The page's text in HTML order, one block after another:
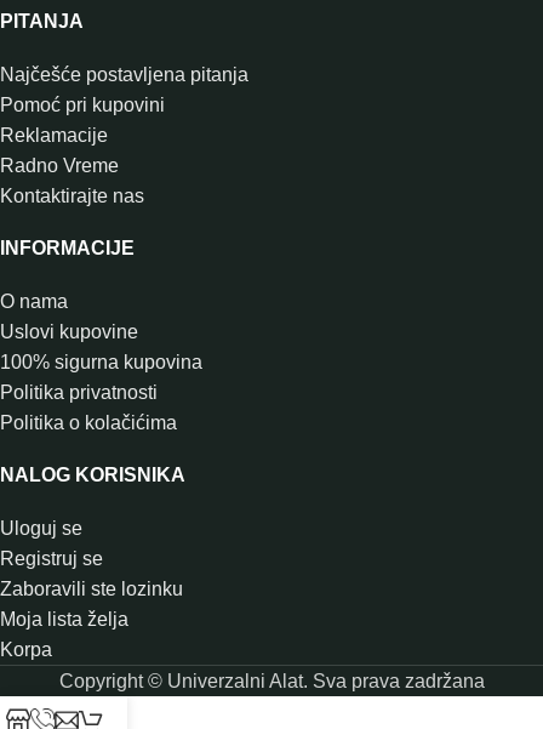
PITANJA
Najčešće postavljena pitanja
Pomoć pri kupovini
Reklamacije
Radno Vreme
Kontaktirajte nas
INFORMACIJE
O nama
Uslovi kupovine
100% sigurna kupovina
Politika privatnosti
Politika o kolačićima
NALOG KORISNIKA
Uloguj se
Registruj se
Zaboravili ste lozinku
Moja lista želja
Korpa
Copyright © Univerzalni Alat. Sva prava zadržana